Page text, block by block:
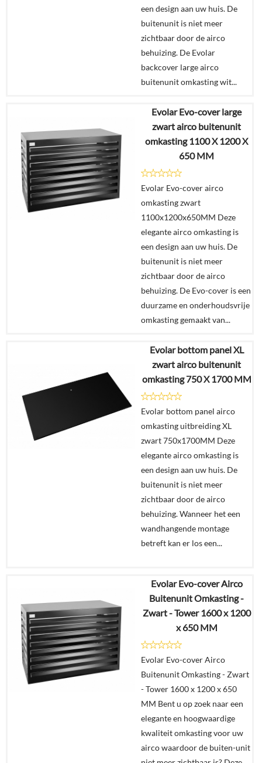
een design aan uw huis. De
buitenunit is niet meer
zichtbaar door de airco
behuizing. De Evolar
backcover large airco
buitenunit omkasting wit...
€259,00
winkelmand
Evolar Evo-cover large
zwart airco buitenunit
omkasting 1100 X 1200 X
650 MM
Evolar Evo-cover airco
omkasting zwart
1100x1200x650MM Deze
elegante airco omkasting is
een design aan uw huis. De
buitenunit is niet meer
zichtbaar door de airco
behuizing. De Evo-cover is een
duurzame en onderhoudsvrije
omkasting gemaakt van...
€619,00
In
winkelmand
Evolar bottom panel XL
zwart airco buitenunit
omkasting 750 X 1700 MM
Evolar bottom panel airco
omkasting uitbreiding XL
zwart 750x1700MM Deze
elegante airco omkasting is
een design aan uw huis. De
buitenunit is niet meer
zichtbaar door de airco
behuizing. Wanneer het een
wandhangende montage
betreft kan er los een...
€329,00
winkelmand
Evolar Evo-cover Airco
Buitenunit Omkasting -
Zwart - Tower 1600 x 1200
x 650 MM
Evolar Evo-cover Airco
Buitenunit Omkasting - Zwart
- Tower 1600 x 1200 x 650
MM Bent u op zoek naar een
elegante en hoogwaardige
kwaliteit omkasting voor uw
airco waardoor de buiten-unit